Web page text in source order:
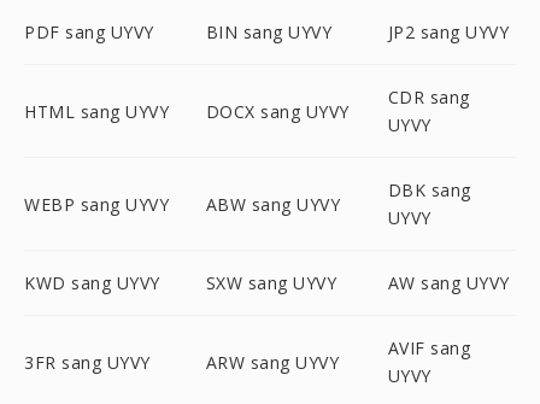
PDF sang UYVY BIN sang UYVY JP2 sang UYVY
HTML sang UYVY DOCX sang UYVY
CDR sang
UYVY
WEBP sang UYVY ABW sang UYVY
DBK sang
UYVY
KWD sang UYVY SXW sang UYVY AW sang UYVY
3FR sang UYVY ARW sang UYVY
AVIF sang
UYVY